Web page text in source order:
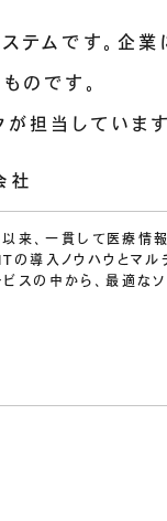
テムです。企
のです。
担当しています
社
来、一貫して医療情
の導入ノウハウとマル
スの中から、最適な